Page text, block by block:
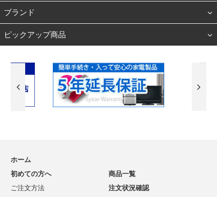
ブランド
ピックアップ商品
ホーム
初めての方へ
ご注文方法
商品一覧
注文状況確認